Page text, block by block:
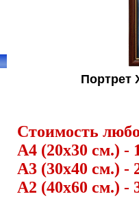
Портрет
Стоимость
А4 (20х30 см.) -
А3 (30х40 см.) -
А2 (40х60 см.) -